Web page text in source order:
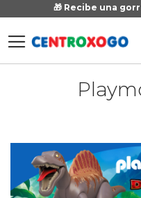
🎁 Recibe una
Ir